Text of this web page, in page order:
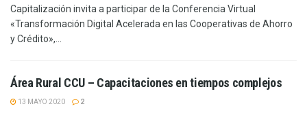
Capitalización invita a participar de la Conferencia Virtual
«Transformación Digital Acelerada en las Cooperativas de Ahorro
y Crédito»,...
Área Rural CCU – Capacitaciones en tiempos complejos
13 MAYO 2020 2